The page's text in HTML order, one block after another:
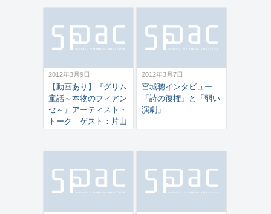
2012年3月9日
【動画あり】『グリム
童話～本物のフィアン
セ～』アーティスト・
トーク ゲスト：片山
2012年3月7日
宮城聰インタビュー
「詩の復権」と「弱い
演劇」